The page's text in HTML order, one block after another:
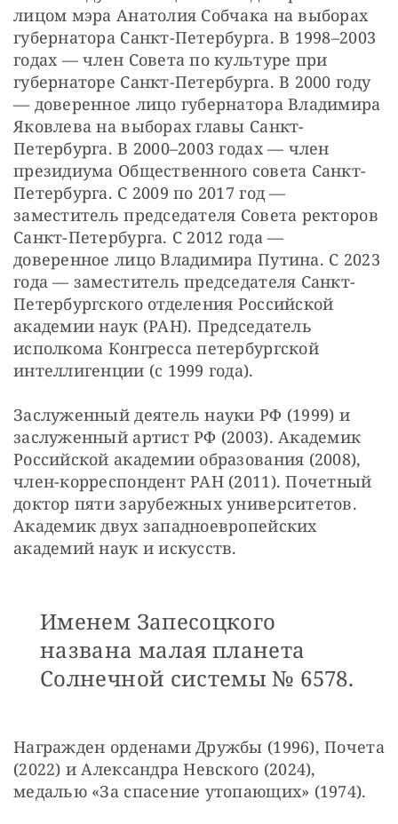
лицом мэра Анатолия Собчака на выборах
губернатора Санкт-Петербурга. В 1998–2003
годах — член Совета по культуре при
губернаторе Санкт-Петербурга. В 2000 году
— доверенное лицо губернатора Владимира
Яковлева на выборах главы Санкт-
Петербурга. В 2000–2003 годах — член
президиума Общественного совета Санкт-
Петербурга. С 2009 по 2017 год —
заместитель председателя Совета ректоров
Санкт-Петербурга. С 2012 года —
доверенное лицо Владимира Путина. С 2023
года — заместитель председателя Санкт-
Петербургского отделения Российской
академии наук (РАН). Председатель
исполкома Конгресса петербургской
интеллигенции (с 1999 года).
Заслуженный деятель науки РФ (1999) и
заслуженный артист РФ (2003). Академик
Российской академии образования (2008),
член-корреспондент РАН (2011). Почетный
доктор пяти зарубежных университетов.
Академик двух западноевропейских
академий наук и искусств.
Именем Запесоцкого
названа малая планета
Солнечной системы № 6578.
Награжден орденами Дружбы (1996), Почета
(2022) и Александра Невского (2024),
медалью «За спасение утопающих» (1974).